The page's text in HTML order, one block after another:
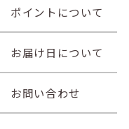
ポイントについて
お届け日について
お問い合わせ